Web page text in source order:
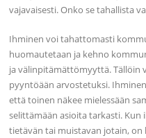
vajavaisesti. Onko se tahallista
Ihminen voi tahattomasti
huomautetaan ja kehno
ja välinpitämättömyyttä. Tällöin
pyyntöään arvostetuksi.
että toinen näkee mielessään
selittämään asioita tarkasti.
tietävän tai muistavan jotain,